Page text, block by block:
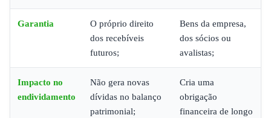
Garantia
O próprio direito
dos recebíveis
futuros;
Bens da empresa,
dos sócios ou
avalistas;
Impacto no
endividamento
Não gera novas
dívidas no balanço
patrimonial;
Cria uma
obrigação
financeira de longo